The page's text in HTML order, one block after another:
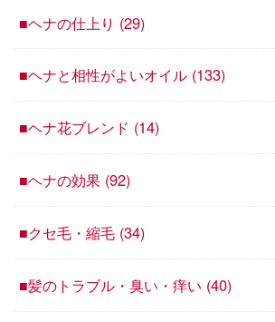
■ヘナの仕上り (29)
■ヘナと相性がよいオイル (133)
■ヘナ花ブレンド (14)
■ヘナの効果 (92)
■クセ毛・縮毛 (34)
■髪のトラブル・臭い・痒い (40)